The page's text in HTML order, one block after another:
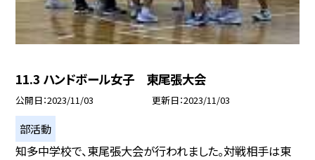
11.3 ハンドボール女子 東尾張大会
公開日 2023/11/03 更新日 2023/11/03
部活動
知多中学校で、東尾張大会が行われました。対戦相手は東